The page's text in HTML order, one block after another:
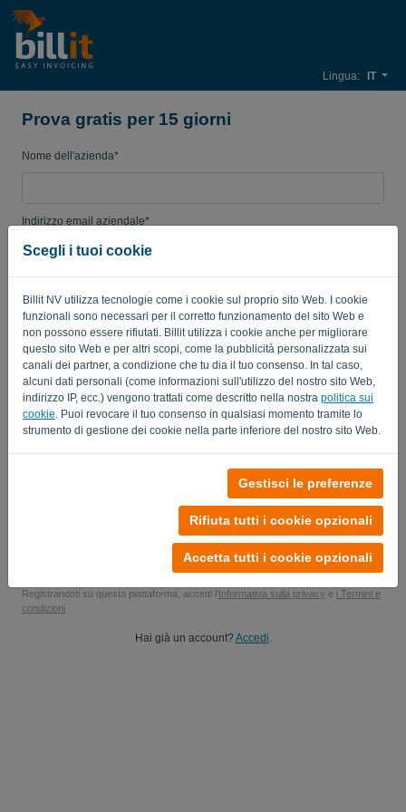
Scegli i tuoi cookie
Billit NV utilizza tecnologie come i cookie sul proprio sito Web. I cookie
funzionali sono necessari per il corretto funzionamento del sito Web e
non possono essere rifiutati. Billit utilizza i cookie anche per migliorare
questo sito Web e per altri scopi, come la pubblicità personalizzata sui
canali dei partner, a condizione che tu dia il tuo consenso. In tal caso,
alcuni dati personali (come informazioni sull'utilizzo del nostro sito Web,
indirizzo IP, ecc.) vengono trattati come descritto nella nostra politica sui
cookie . Puoi revocare il tuo consenso in qualsiasi momento tramite lo
strumento di gestione dei cookie nella parte inferiore del nostro sito Web.
Gestisci le preferenze
Rifiuta tutti i cookie opzionali
Accetta tutti i cookie opzionali
Lingua: IT
Prova gratis per 15 giorni
Nome dell'azienda*
Indirizzo email aziendale*
Paese
Sì, potrebbe inviare gli aggiornamenti del mio prodotto..
Inizia la tua prova gratuita
Carta di credito non richiesta
Senza vincoli! 100% senza impegno
Registrandoti su questa piattaforma, accetti l'Informativa sulla privacy e i Termini e
condizioni
Hai già un account? Accedi.